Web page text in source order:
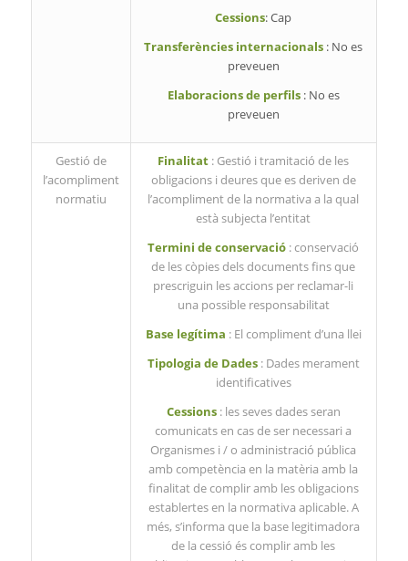
Cessions: Cap
Transferències internacionals : No es
preveuen
Elaboracions de perfils : No es
preveuen
Gestió de
l’acompliment
normatiu
Finalitat : Gestió i tramitació de les
obligacions i deures que es deriven de
l’acompliment de la normativa a la qual
està subjecta l’entitat
Termini de conservació : conservació
de les còpies dels documents fins que
prescriguin les accions per reclamar-li
una possible responsabilitat
Base legítima : El compliment d’una llei
Tipologia de Dades : Dades merament
identificatives
Cessions : les seves dades seran
comunicats en cas de ser necessari a
Organismes i / o administració pública
amb competència en la matèria amb la
finalitat de complir amb les obligacions
establertes en la normativa aplicable. A
més, s’informa que la base legitimadora
de la cessió és complir amb les